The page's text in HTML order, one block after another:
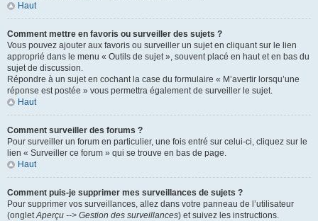
Haut
Comment mettre en favoris ou surveiller des sujets ?
Vous pouvez ajouter aux favoris ou surveiller un sujet en cliquant sur le lien
approprié dans le menu « Outils de sujet », souvent placé en haut et en bas du
sujet de discussion.
Répondre à un sujet en cochant la case du formulaire « M’avertir lorsqu’une
réponse est postée » vous permettra également de surveiller le sujet.
Haut
Comment surveiller des forums ?
Pour surveiller un forum en particulier, une fois entré sur celui-ci, cliquez sur le
lien « Surveiller ce forum » qui se trouve en bas de page.
Haut
Comment puis-je supprimer mes surveillances de sujets ?
Pour supprimer vos surveillances, allez dans votre panneau de l’utilisateur
(ongletAperçu --> Gestion des surveillances) et suivez les instructions.